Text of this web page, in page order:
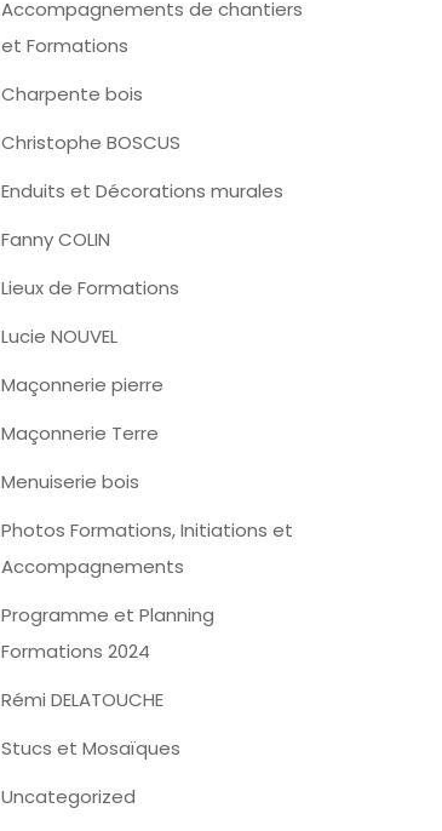
Accompagnements de chantiers
et Formations
Charpente bois
Christophe BOSCUS
Enduits et Décorations murales
Fanny COLIN
Lieux de Formations
Lucie NOUVEL
Maçonnerie pierre
Maçonnerie Terre
Menuiserie bois
Photos Formations, Initiations et
Accompagnements
Programme et Planning
Formations 2024
Rémi DELATOUCHE
Stucs et Mosaïques
Uncategorized